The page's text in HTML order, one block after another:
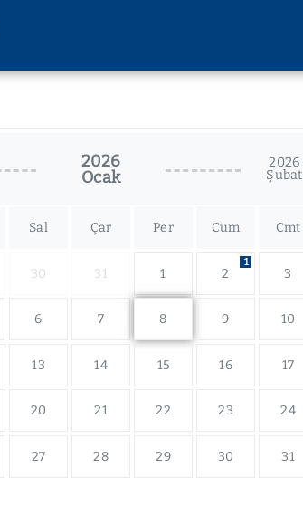
Rektörlüğe Bağlı Birimler
Devlet Konservatuvarı
Meslek Yüksekokulları
Uygulama ve Araştırma
Merkezleri
2026
Ocak
2026
Şubat
Sal Çar Per Cum Cmt
30 31 1 2
1
3
6 7 8 9 10
13 14 15 16 17
20 21 22 23 24
27 28 29 30 31